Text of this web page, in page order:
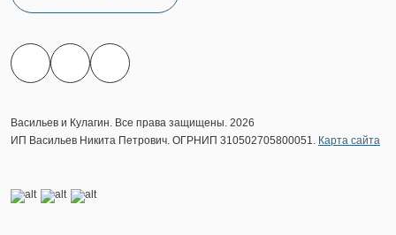
Васильев и Кулагин. Все права защищены. 2026
ИП Васильев Никита Петрович. ОГРНИП 310502705800051. Карта сайта